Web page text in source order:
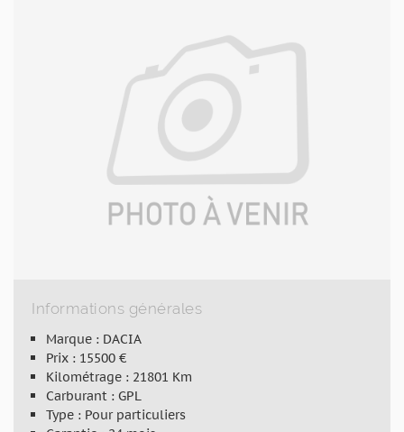
Informations générales
Marque : DACIA
Prix : 15500 €
Kilométrage : 21801 Km
Carburant : GPL
Type : Pour particuliers